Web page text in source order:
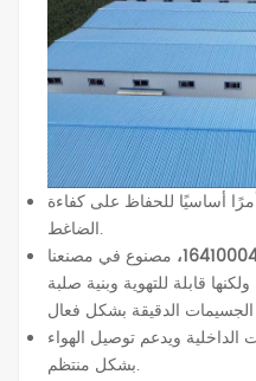
أساسيًا للحفاظ على كفاءة
الضاغط.
مصنوع في مصنعنا
قابلة للتهوية وبنية صلبة
ويدعم توصيل الهواء
بشكل منتظم.